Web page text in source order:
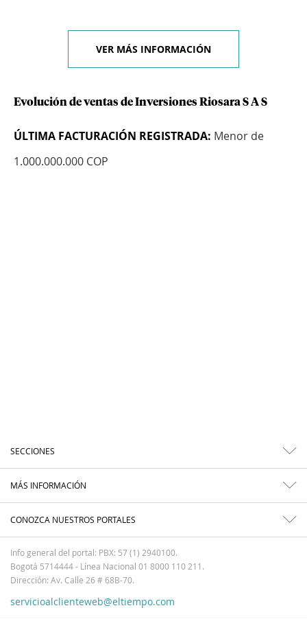
VER MÁS INFORMACIÓN
Evolución de ventas de Inversiones Riosara S A S
ÚLTIMA FACTURACIÓN REGISTRADA: Menor de
1.000.000.000 COP
SECCIONES
MÁS INFORMACIÓN
CONOZCA NUESTROS PORTALES
Info general del portal: PBX: 57 (1) 2940100.
Bogotá 5714444 - Línea Nacional 01 8000 110 211.
Dirección: Av. Calle 26 # 68B-70.
servicioalclienteweb@eltiempo.com